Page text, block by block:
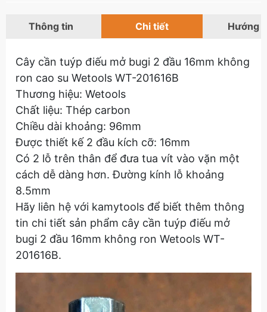
Thông tin Chi tiết Hướng
Cây cần tuýp điếu mở bugi 2 đầu 16mm không
ron cao su Wetools WT-201616B
Thương hiệu: Wetools
Chất liệu: Thép carbon
Chiều dài khoảng: 96mm
Được thiết kế 2 đầu kích cỡ: 16mm
Có 2 lỗ trên thân để đưa tua vít vào vặn một
cách dễ dàng hơn. Đường kính lỗ khoảng
8.5mm
Hãy liên hệ với kamytools để biết thêm thông
tin chi tiết sản phẩm cây cần tuýp điếu mở
bugi 2 đầu 16mm không ron Wetools WT-
201616B.